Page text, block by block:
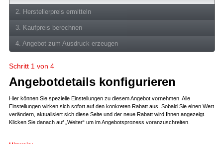
2. Herstellerpreis ermitteln
3. Kaufpreis berechnen
4. Angebot zum Ausdruck erzeugen
Schritt 1 von 4
Angebotdetails konfigurieren
Hier können Sie spezielle Einstellungen zu diesem Angebot vornehmen. Alle
Einstellungen wirken sich sofort auf den konkreten Rabatt aus. Sobald Sie einen Wert
verändern, aktualisiert sich diese Seite und der neue Rabatt wird Ihnen angezeigt.
Klicken Sie danach auf „Weiter“ um im Angebotsprozess voranzuschreiten.